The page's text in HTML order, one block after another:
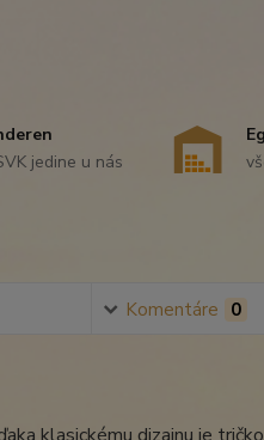
jedine u nás
Komentáre 0